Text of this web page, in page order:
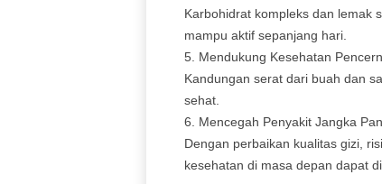
Karbohidrat kompleks dan lemak
mampu aktif sepanjang hari.
Mendukung Kesehatan
Kandungan serat dari buah dan
sehat.
Mencegah Penyakit Jangka
Dengan perbaikan kualitas gizi,
kesehatan di masa depan dapat